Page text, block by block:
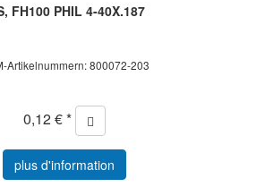
FH100 PHIL 4-40X.187
Artikelnummern: 800072-203
0,12 € *
plus d'information